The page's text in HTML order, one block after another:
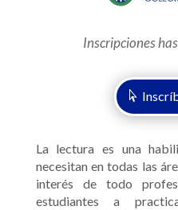
Inscripciones
La lectura es una
necesitan en todas las
interés de todo
estudiantes a